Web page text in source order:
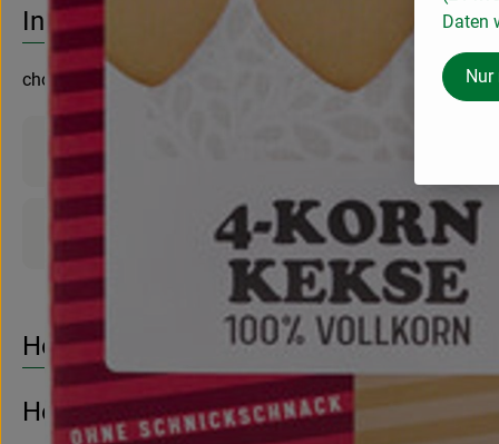
Info
cholesterinfrei , eifrei , milchfrei
Produktinformationen
Produktdatenblatt
Herkunft
Hersteller: Werz Naturkornmühle GmbH
Daten
Nur